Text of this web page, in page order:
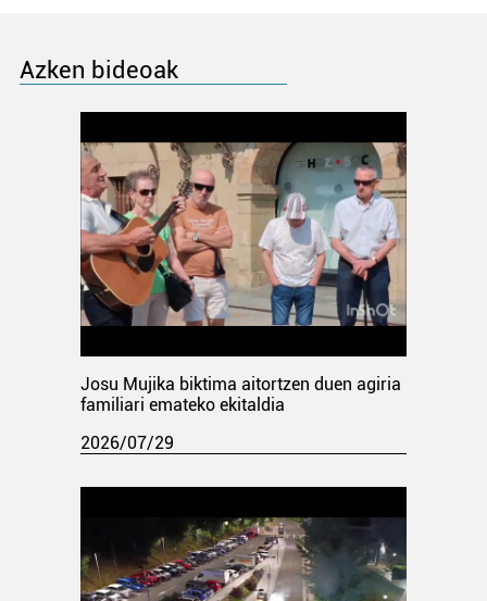
Azken bideoak
Josu Mujika biktima aitortzen duen agiria
familiari emateko ekitaldia
2026/07/29